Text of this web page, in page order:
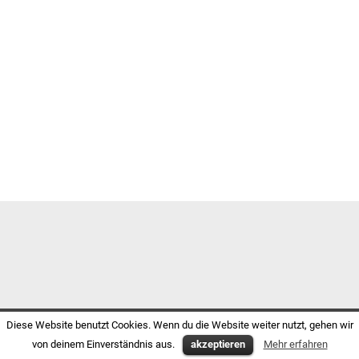
Diese Website benutzt Cookies. Wenn du die Website weiter nutzt, gehen wir
von deinem Einverständnis aus.
akzeptieren Mehr erfahren